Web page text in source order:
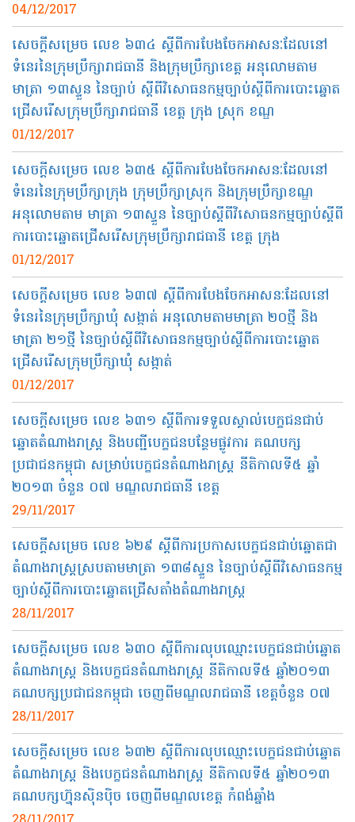
04/12/2017
សេចក្ដី​សម្រេច លេខ ៦៣៤​ ស្ដីពី​ការ​បែង​ចែក​អាសនៈ​ដែលនៅ​
ទំនេរ​នៃ​ក្រុមប្រឹក្សា​រាជធានី និង​ក្រុមប្រឹក្សាខេត្ត​ អនុលោមតាម
មាត្រា ១៣​ស្ទួន​ នៃ​ច្បាប់​ ស្ដីពី​វិសោធនកម្មច្បាប់​ស្ដីពី​ការ​បោះ​ឆ្នោត​
ជ្រើស​រើស​​ក្រុមប្រឹក្សា​រាជធានី ខេត្ត​​ ​ក្រុង ស្រុក ​ខណ្ឌ​
01/12/2017
សេចក្ដី​សម្រេច​ លេខ ៦៣៥ ស្ដីពី​ការ​បែង​ចែក​អាសនៈ​ដែល​នៅ​
ទំនេរ​នៃ​ក្រុមប្រឹក្សា​ក្រុង ក្រុមប្រឹក្សា​ស្រុក និង​ក្រុមប្រឹក្សា​ខណ្ឌ​
អនុលោម​តាម​ មាត្រា​ ១៣​ស្ទួន នៃ​ច្បាប់​ស្ដីពី​វិសោធនកម្មច្បាប់​ស្ដីពី​
ការ​បោះឆ្នោត​ជ្រើស​រើស​ក្រុមប្រឹក្សា​រាជធានី ខេត្ត ក្រុង
01/12/2017
សេចក្ដី​សម្រេច​ លេខ ៦៣៧ ស្ដីពី​ការ​បែងចែក​អាសនៈ​ដែលនៅ​
ទំនេរ​នៃ​ក្រុមប្រឹក្សា​ឃុំ សង្កាត់​ អនុលោម​តាម​មាត្រា ២០ថ្មី និង​
មាត្រា​ ២១ថ្មី នៃ​ច្បាប់​ស្ដីពី​វិសោធនកម្ម​ច្បាប់​ស្ដីពី​ការ​បោះ​ឆ្នោត​
ជ្រើសរើស​ក្រុមប្រឹក្សា​ឃុំ សង្កាត់
01/12/2017
សេចក្ដី​សម្រេច លេខ ៦៣១ ស្ដីពី​ការ​ទទួល​ស្គាល់​បេក្ខជនជាប់
ឆ្នោត​តំណាង​រាស្ត្រ​ និង​បញ្ជី​បេក្ខជន​បន្ថែម​ផ្លូវការ​ គណបក្ស​
ប្រជាជនកម្ពុជា សម្រាប់​បេក្ខជន​តំណាង​រាស្ត្រ នីតិកាលទី​៥ ឆ្នាំ​
២០១៣ ចំនួន​ ០៧ មណ្ឌល​រាជធានី ខេត្ត​
29/11/2017
សេចក្ដី​សម្រេច លេខ ៦២៩​ ស្ដីពី​ការ​ប្រកាសបេក្ខជន​ជាប់ឆ្នោត​ជា
តំណាងរាស្ត្រស្រប​តាម​មាត្រា​ ១៣៨​ស្ទួន​ នៃ​ច្បាប់​ស្ដីពី​វិសោធនកម្ម
ច្បាប់​ស្ដីពី​ការ​បោះ​ឆ្នោត​ជ្រើស​តាំង​តំណាង​រាស្ត្រ​
28/11/2017
សេចក្ដី​សម្រេច លេខ ៦៣០​​ ស្ដីពី​ការ​លុប​ឈ្មោះ​បេក្ខជន​ជាប់​ឆ្នោត​
តំណាង​រាស្ត្រ​ និង​បេក្ខជន​តំណាង​រាស្ត្រ​ នីតិកាលទី​៥ ឆ្នាំ​២០១៣
គណបក្ស​ប្រជាជន​កម្ពុជា​ ចេញពី​មណ្ឌលរាជធានី ខេត្ត​ចំនួន​ ០៧
28/11/2017
សេចក្ដី​សម្រេច លេខ ៦៣២ ស្ដីពី​ការ​លុប​ឈ្មោះ​បេក្ខជន​ជាប់​ឆ្នោត​
តំណាង​រាស្ត្រ និង​បេក្ខជន​តំណាង​រាស្ត្រ​ នីតិកាលទី​៥ ឆ្នាំ​២០១៣
គណបក្ស​ហ្វ៊ុនស៊ិនប៉ិច ចេញពី​​មណ្ឌល​ខេត្ត កំពង់​ឆ្នាំង​